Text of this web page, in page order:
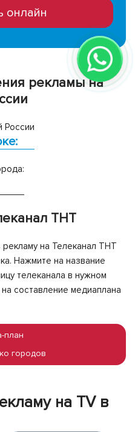
онлайн
рекламы на
России
ТНТ
на Телеканал ТНТ
Нажмите на название
телеканала в нужном
составление медиаплана
план
городов
на TV в